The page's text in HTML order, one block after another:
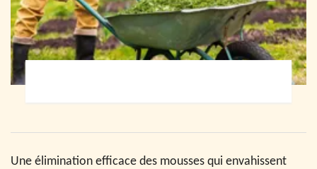
Une élimination efficace des mousses qui envahissent